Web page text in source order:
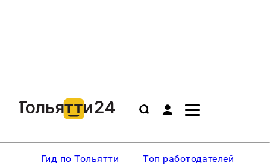
Гид по Тольятти Топ работодателей